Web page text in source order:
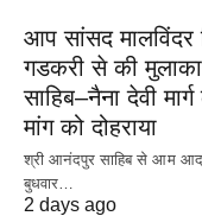
आप सांसद मालविंदर
गडकरी से की
साहिब–नैना देवी
मांग को दोहराया
श्री आनंदपुर साहिब से आम
बुधवार…
2 days ago